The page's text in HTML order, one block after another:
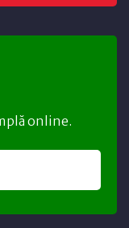
online.